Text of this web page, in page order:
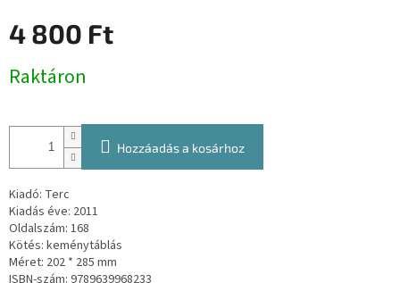
4 800 Ft
Raktáron
Hozzáadás a kosárhoz
Kiadó: Terc
Kiadás éve: 2011
Oldalszám: 168
Kötés: keménytáblás
Méret: 202 * 285 mm